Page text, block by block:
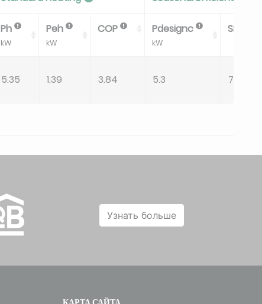
Ph
kW
Peh
kW
COP Pdesignc
kW
SEER
5.35 1.39 3.84 5.3 7.3
Узнать больше